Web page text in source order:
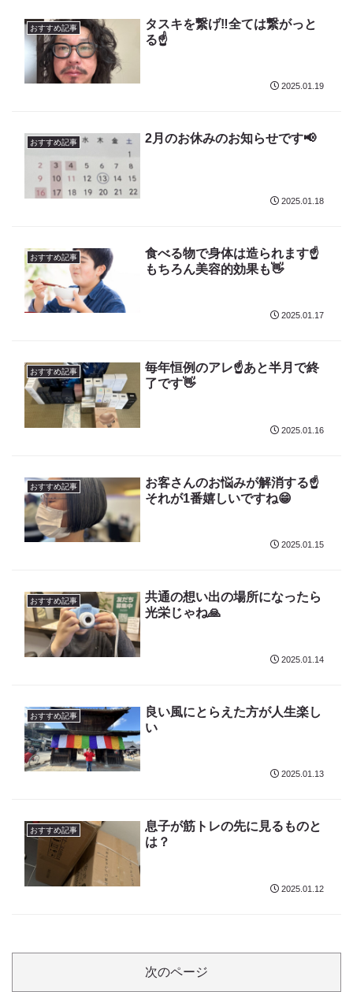
おすすめ記事
タスキを繋げ‼️全ては繋がっと
る☝️
2025.01.19
おすすめ記事 2月のお休みのお知らせです📢
2025.01.18
おすすめ記事
食べる物で身体は造られます☝️
もちろん美容的効果も👋
2025.01.17
おすすめ記事
毎年恒例のアレ☝️あと半月で終
了です👋
2025.01.16
おすすめ記事
お客さんのお悩みが解消する☝️
それが1番嬉しいですね😁
2025.01.15
おすすめ記事
共通の想い出の場所になったら
光栄じゃね🙏
2025.01.14
おすすめ記事
良い風にとらえた方が人生楽し
い
2025.01.13
おすすめ記事
息子が筋トレの先に見るものと
は？
2025.01.12
次のページ